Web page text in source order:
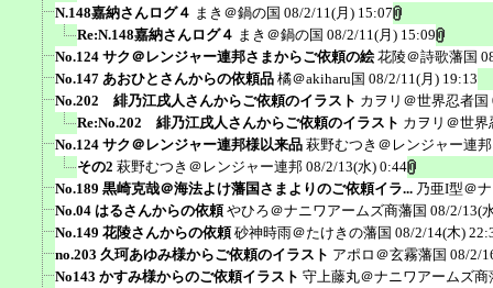
N.148嘉納さんログ４ まき＠鍋の国 08/2/11(月) 15:07
Re:N.148嘉納さんログ４ まき＠鍋の国 08/2/11(月) 15:09
No.124 サク＠レンジャー連邦さまからご依頼の絵 花陵＠詩歌藩国
No.147 あおひとさんからの依頼品 橘＠akiharu国 08/2/11(月) 19:13
No.202 緋乃江戌人さんからご依頼のイラスト カヲリ＠世界忍者国
Re:No.202 緋乃江戌人さんからご依頼のイラスト カヲリ＠世界
No.124 サク＠レンジャー連邦様以来品 萩野むつき＠レンジャー連邦
その2 萩野むつき＠レンジャー連邦 08/2/13(水) 0:44
No.189 黒崎克哉＠海法よけ藩国さまよりのご依頼イラ... 乃亜I型＠
No.04 はるさんからの依頼 やひろ＠ナニワアームズ商藩国 08/2/13(
No.149 花陵さんからの依頼 砂神時雨＠たけきの藩国 08/2/14(木)
no.203 久珂あゆみ様からご依頼のイラスト アポロ＠玄霧藩国 08/2/
No143 かすみ様からのご依頼イラスト 守上藤丸＠ナニワアームズ商